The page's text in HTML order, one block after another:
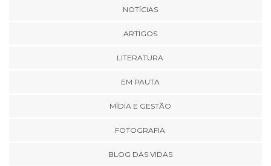
NOTÍCIAS
ARTIGOS
LITERATURA
EM PAUTA
MÍDIA E GESTÃO
FOTOGRAFIA
BLOG DAS VIDAS